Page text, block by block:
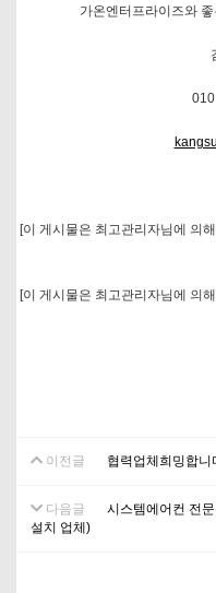
가온엔터프라이즈와
[이 게시물은 최고관리자님에 의
[이 게시물은 최고관리자님에 의
이전글 협력업체희밍합니
다음글
시스템에어컨 전
설치 업체)